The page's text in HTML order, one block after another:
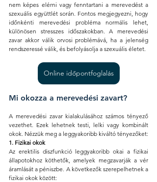
nem képes elérni vagy fenntartani a merevedést a
szexuális együttlét során. Fontos megjegyezni, hogy
időnkénti merevedési probléma normális lehet,
különösen stresszes időszakokban. A merevedési
zavar akkor válik orvosi problémává, ha a jelenség
rendszeressé válik, és befolyásolja a szexuális életet.
Online időpontfoglalás
Mi okozza a merevedési zavart?
A merevedési zavar kialakulásához számos tényező
vezethet. Ezek lehetnek testi, lelki vagy kombinált
okok. Nézzük meg a leggyakoribb kiváltó tényezőket:
1. Fizikai okok
Az erektilis diszfunkció leggyakoribb okai a fizikai
állapotokhoz köthetők, amelyek megzavarják a vér
áramlását a péniszbe. A következők szerepelhetnek a
fizikai okok között: